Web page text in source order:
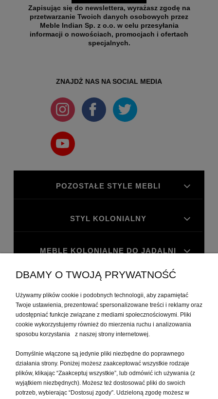
Zapisując się do newslettera, wyrażasz zgodę na
przetwarzanie Twoich danych osobowych przez
Meble Indian Sp. z o.o. w celu przesyłania
informacji o nowościach, promocjach i ofertach
specjalnych.
ZNAJDŻ NAS NA SOCIAL MEDIA
POZOSTAŁE STYLE MEBLI
STYL KOLONIALNY
MEBLE KOLONIALNE DO JADALNI
MEBLE KOLONIALNE DO GABINETU
MOJE KONTO
INFORMACJE
DBAMY O TWOJĄ PRYWATNOŚĆ
Używamy plików cookie i podobnych technologii, aby zapamiętać
Twoje ustawienia, prezentować spersonalizowane treści i reklamy oraz
udostępniać funkcje związane z mediami społecznościowymi. Pliki
cookie wykorzystujemy również do mierzenia ruchu i analizowania
sposobu korzystania z naszej strony internetowej.
Domyślnie włączone są jedynie pliki niezbędne do poprawnego
działania strony. Poniżej możesz zaakceptować wszystkie rodzaje
plików, klikając “Zaakceptuj wszystkie”, lub odmówić ich używania (z
wyjątkiem niezbędnych). Możesz też dostosować pliki do swoich
potrzeb, wybierając “Dostosuj zgody”. Udzieloną zgodę możesz w